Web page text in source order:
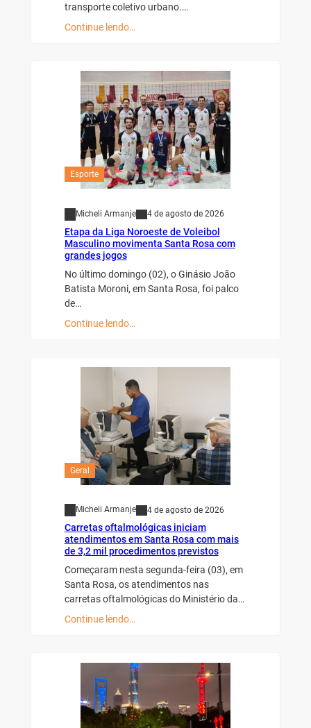
transporte coletivo urbano.…
Continue lendo…
Esporte
Micheli Armanje 4 de agosto de 2026
Etapa da Liga Noroeste de Voleibol
Masculino movimenta Santa Rosa com
grandes jogos
No último domingo (02), o Ginásio João
Batista Moroni, em Santa Rosa, foi palco
de…
Continue lendo…
Geral
Micheli Armanje 4 de agosto de 2026
Carretas oftalmológicas iniciam
atendimentos em Santa Rosa com mais
de 3,2 mil procedimentos previstos
Começaram nesta segunda-feira (03), em
Santa Rosa, os atendimentos nas
carretas oftalmológicas do Ministério da…
Continue lendo…